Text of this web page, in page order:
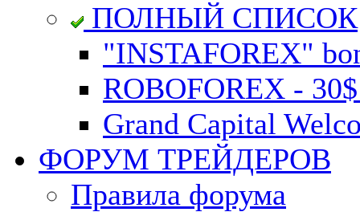
ПОЛНЫЙ СПИСОК
"INSTAFOREX"
ROBOFOREX -
Grand Capital
ФОРУМ ТРЕЙДЕРОВ
Правила форума